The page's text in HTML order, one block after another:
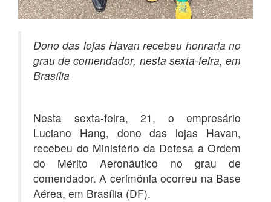
Dono das lojas Havan recebeu honraria no
grau de comendador, nesta sexta-feira, em
Brasília
Nesta sexta-feira, 21, o empresário
Luciano Hang, dono das lojas Havan,
recebeu do Ministério da Defesa a Ordem
do Mérito Aeronáutico no grau de
comendador. A cerimônia ocorreu na Base
Aérea, em Brasília (DF).